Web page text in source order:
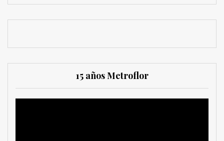
15 años Metroflor